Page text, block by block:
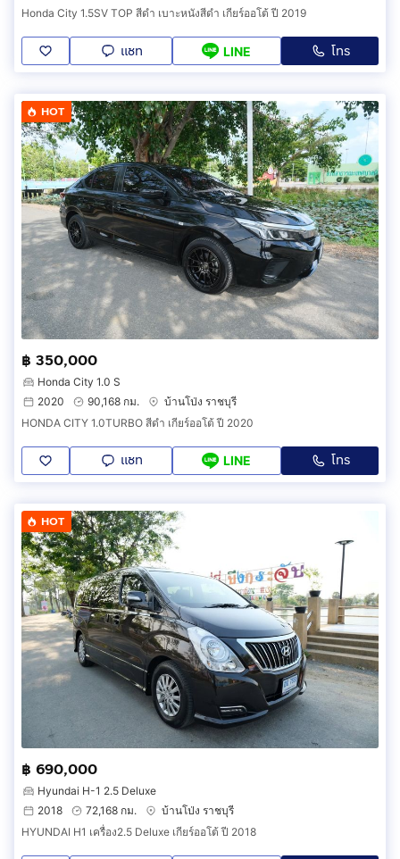
Honda City 1.5SV TOP สีดำ เบาะหนังสีดำ เกียร์ออโต้ ปี 2019
แชท LINE โทร
HOT
฿ 350,000
Honda City 1.0 S
2020
90,168 กม.
บ้านโป่ง ราชบุรี
HONDA CITY 1.0TURBO สีดำ เกียร์ออโต้ ปี 2020
แชท LINE โทร
HOT
฿ 690,000
Hyundai H-1 2.5 Deluxe
2018
72,168 กม.
บ้านโป่ง ราชบุรี
HYUNDAI H1 เครื่อง2.5 Deluxe เกียร์ออโต้ ปี 2018